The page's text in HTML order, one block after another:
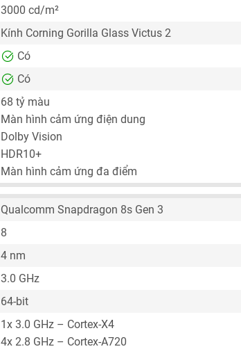
3000 cd/m²
Kính Corning Gorilla Glass Victus 2
Có
Có
68 tỷ màu
Màn hình cảm ứng điện dung
Dolby Vision
HDR10+
Màn hình cảm ứng đa điểm
Qualcomm Snapdragon 8s Gen 3
8
4 nm
3.0 GHz
64-bit
1x 3.0 GHz – Cortex-X4
4x 2.8 GHz – Cortex-A720